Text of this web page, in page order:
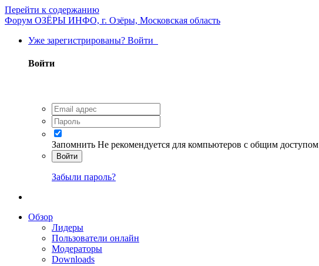
Перейти к содержанию
Форум ОЗЁРЫ ИНФО, г. Озёры, Московская область
Уже зарегистрированы? Войти
Войти
Запомнить Не рекомендуется для компьютеров с общим доступом
Войти
Забыли пароль?
Обзор
Лидеры
Пользователи онлайн
Модераторы
Downloads